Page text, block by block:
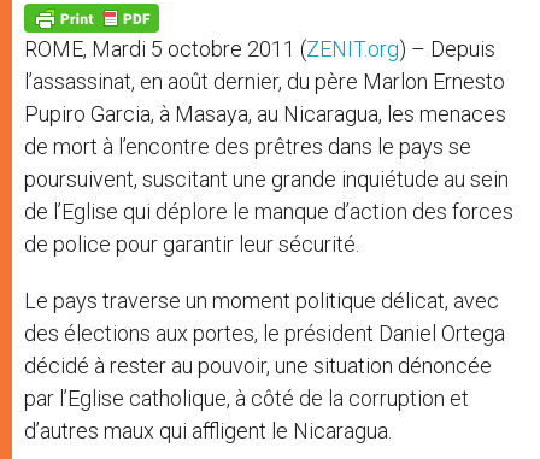
p
p
g
e
r
o
k
ROME, Mardi 5 octobre 2011 (ZENIT.org) – Depuis
l’assassinat, en août dernier, du père Marlon Ernesto
Pupiro Garcia, à Masaya, au Nicaragua, les menaces
de mort à l’encontre des prêtres dans le pays se
poursuivent, suscitant une grande inquiétude au sein
de l’Eglise qui déplore le manque d’action des forces
de police pour garantir leur sécurité.
Le pays traverse un moment politique délicat, avec
des élections aux portes, le président Daniel Ortega
décidé à rester au pouvoir, une situation dénoncée
par l’Eglise catholique, à côté de la corruption et
d’autres maux qui affligent le Nicaragua.